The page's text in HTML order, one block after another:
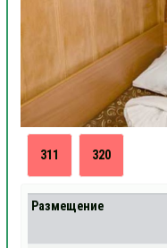
311 320
Размещение